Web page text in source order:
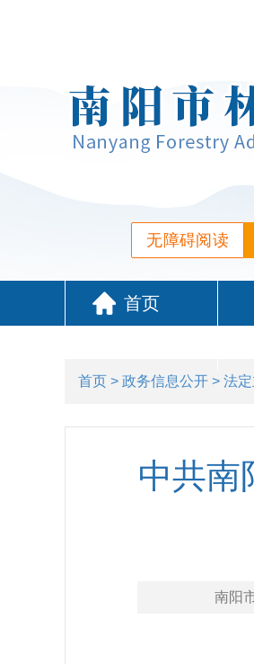
无障碍阅读
首页
首页 > 政务信息公开 > 法
中共南
南阳